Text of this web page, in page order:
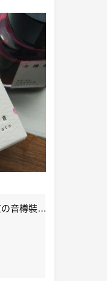
KO-0102 今樣色-日本名牌京の音樽裝鋼筆墨水40ml 4573356130029